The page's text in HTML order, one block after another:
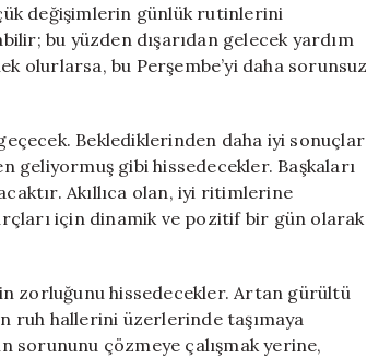
değişimlerin günlük rutinlerini
bu yüzden dışarıdan gelecek yardım
olurlarsa, bu Perşembe’yi daha sorunsuz
Beklediklerinden daha iyi sonuçlar
gibi hissedecekler. Başkaları
Akıllıca olan, iyi ritimlerine
için dinamik ve pozitif bir gün olarak
zorluğunu hissedecekler. Artan gürültü
ruh hallerini üzerlerinde taşımaya
sorununu çözmeye çalışmak yerine,